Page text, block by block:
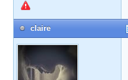
claire